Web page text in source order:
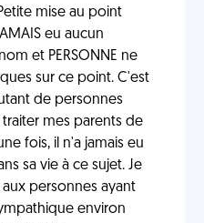
mise au point
eu aucun
et PERSONNE ne
sur ce point. C'est
de personnes
mes parents de
fois, il n'a jamais eu
sa vie à ce sujet. Je
personnes ayant
environ